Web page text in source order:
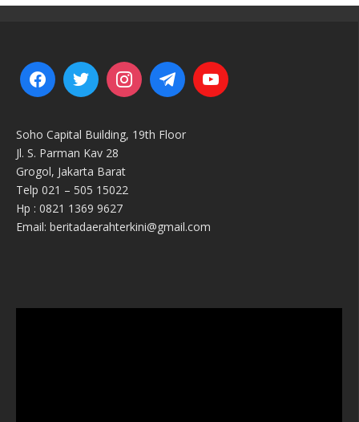
Soho Capital Building, 19th Floor
Jl. S. Parman Kav 28
Grogol, Jakarta Barat
Telp 021 – 505 15022
Hp : 0821 1369 9627
Email: beritadaerahterkini@gmail.com